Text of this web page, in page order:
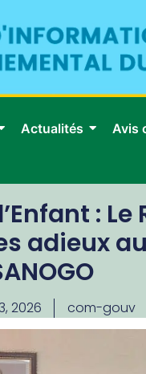
Actualités Avis
:
adieux
2026 com-gouv